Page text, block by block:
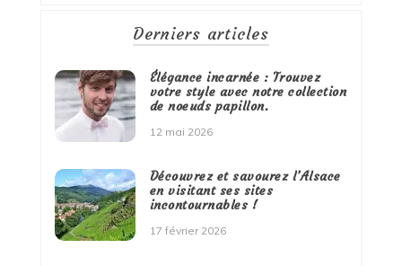
Derniers articles
Élégance incarnée : Trouvez
votre style avec notre collection
de noeuds papillon.
12 mai 2026
Découvrez et savourez l’Alsace
en visitant ses sites
incontournables !
17 février 2026